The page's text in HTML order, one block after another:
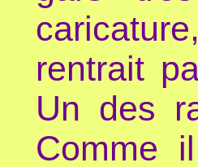
rentrait
Un des
Comme